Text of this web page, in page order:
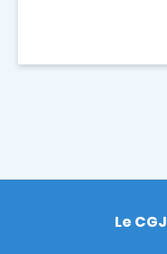
Footer
Le CGJ